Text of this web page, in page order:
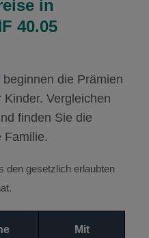
in
40.05
beginnen die Prämien
Kinder. Vergleichen
finden Sie die
Familie.
den gesetzlich erlaubten
Mit